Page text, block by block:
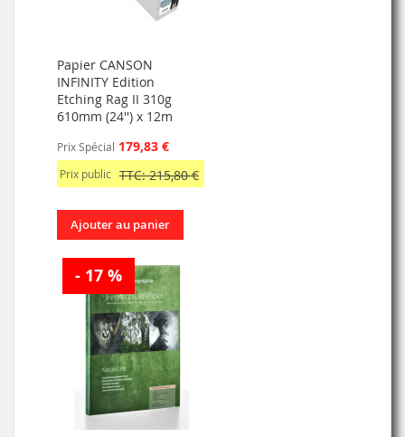
Papier CANSON
INFINITY Edition
Etching Rag II 310g
610mm (24'') x 12m
Prix Spécial 179,83 €
Prix public TTC: 215,80 €
Ajouter au panier
- 17 %